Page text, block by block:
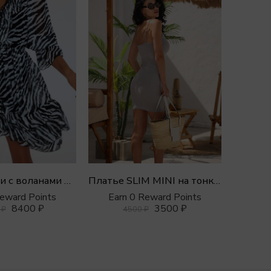
Платье мини с воланами из шифона
Points
₽ 8400 ₽
Платье SLIM MINI на тонких бретелях
Earn 0 Reward Points
4500₽ 3500 ₽